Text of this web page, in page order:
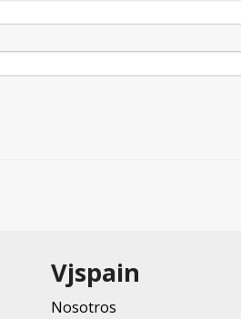
Vjspain
Nosotros